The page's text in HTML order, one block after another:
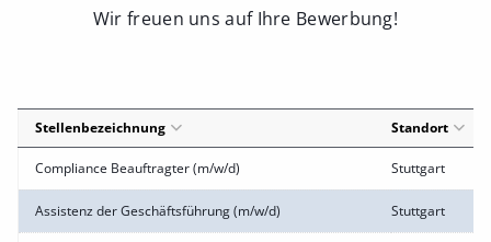
Wir freuen uns auf Ihre Bewerbung!
Stellenbezeichnung Standort
Compliance Beauftragter (m/w/d) Stuttgart
Assistenz der Geschäftsführung (m/w/d) Stuttgart